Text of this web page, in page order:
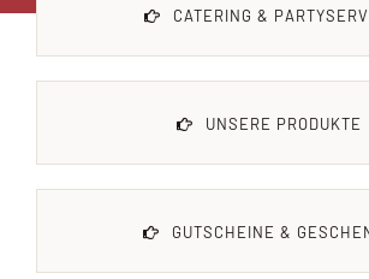
GUTSCHEINE UND GESCHENKE
CATERING &
UNSERE PRODUKTE
GUTSCHEINE &